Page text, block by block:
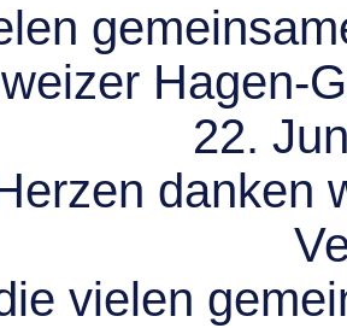
Hagen-
22.
danken
vielen